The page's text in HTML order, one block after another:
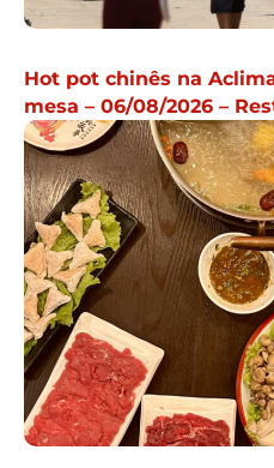
Hot pot chinês na
mesa – 06/08/2026 –